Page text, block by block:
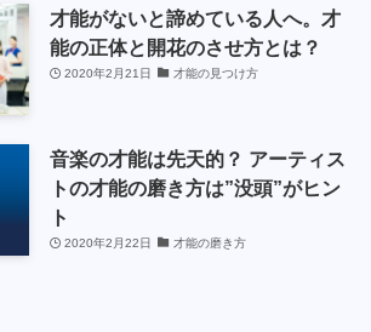
才能がないと諦めている人へ。才
能の正体と開花のさせ方とは？
2020年2月21日 才能の見つけ方
音楽の才能は先天的？ アーティス
トの才能の磨き方は”没頭”がヒン
ト
2020年2月22日 才能の磨き方